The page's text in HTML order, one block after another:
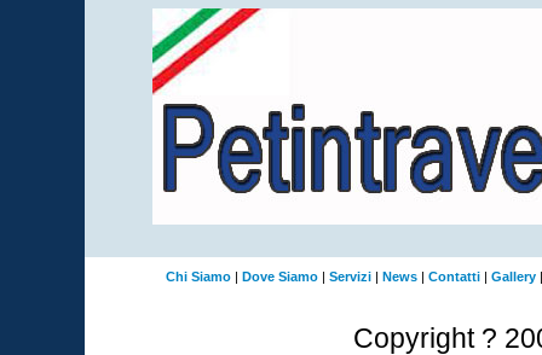
Chi Siamo| Dove Siamo| Servizi| News| Contatti| Gallery
Copyright ?